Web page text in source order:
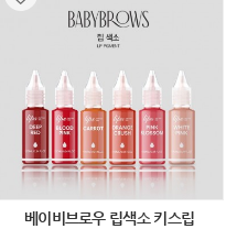
베이비브로우 립색소 키스립